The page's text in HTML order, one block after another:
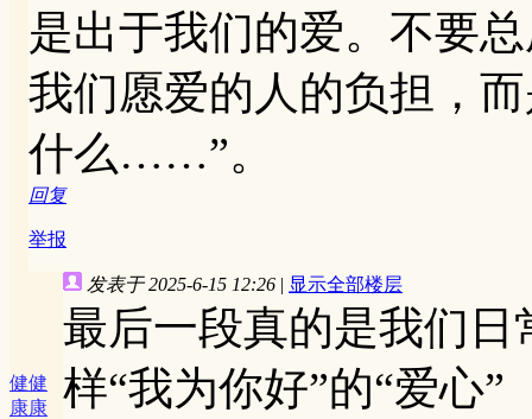
是出于我们的爱。不要
我们愿爱的人的负担，
什么……”。
回复
举报
健健
康康
发表于 2025-6-15 12:26 | 显示全部楼层
最后一段真的是我们
样“我为你好”的“爱心”